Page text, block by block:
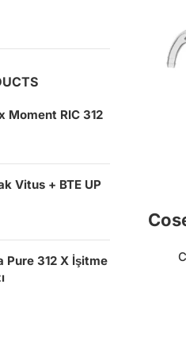
Moment RIC 312
Vitus + BTE UP
Pure 312 X İşitme